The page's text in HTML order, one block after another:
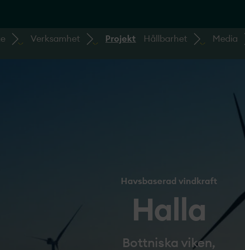
Verksamhet Projekt Hållbarhet Media
Havsbaserad vindkraft
Halla
Bottniska viken,